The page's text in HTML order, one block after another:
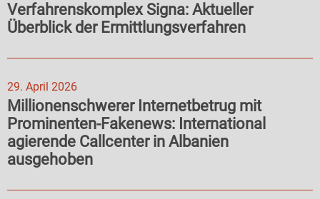
Verfahrenskomplex Signa: Aktueller
Überblick der Ermittlungsverfahren
29. April 2026
Millionenschwerer Internetbetrug mit
Prominenten-Fakenews: International
agierende Callcenter in Albanien
ausgehoben